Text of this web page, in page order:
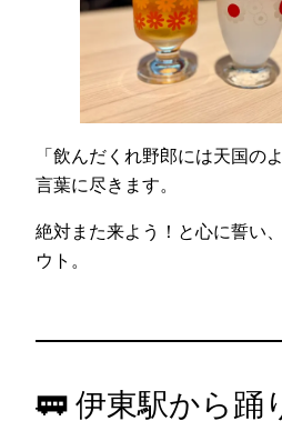
「飲んだくれ野郎には天国の
言葉に尽きます。
絶対また来よう！と心に誓い
ウト。
🚃 伊東駅から踊